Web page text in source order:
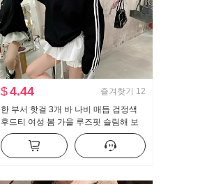
$4.44 즐겨찾기 12
한 부서 핫걸 3개 바 나비 매듭 검정색
후드티 여성 봄 가을 루즈핏 슬림해 보
이는 운동 바람 라운드 넥 맨위 재킷